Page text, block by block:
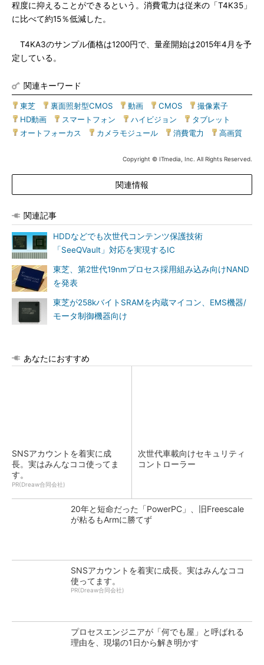
程度に抑えることができるという。消費電力は従来の「T4K35」
に比べて約15％低減した。
T4KA3のサンプル価格は1200円で、量産開始は2015年4月を予
定している。
関連キーワード
東芝 裏面照射型CMOS 動画 CMOS 撮像素子
HD動画
スマートフォン ハイビジョン タブレット
オートフォーカス
カメラモジュール 消費電力 高画質
Copyright © ITmedia, Inc. All Rights Reserved.
関連情報
関連記事
HDDなどでも次世代コンテンツ保護技術
「SeeQVault」対応を実現するIC
東芝、第2世代19nmプロセス採用組み込み向けNAND
を発表
東芝が258kバイトSRAMを内蔵マイコン、EMS機器/
モータ制御機器向け
あなたにおすすめ
SNSアカウントを着実に成
長。実はみんなココ使ってま
す。
PR(Dreaw合同会社)
次世代車載向けセキュリティ
コントローラー
20年と短命だった「PowerPC」、旧Freescale
が粘るもArmに勝てず
SNSアカウントを着実に成長。実はみんなココ
使ってます。
PR(Dreaw合同会社)
プロセスエンジニアが「何でも屋」と呼ばれる
理由を、現場の1日から解き明かす